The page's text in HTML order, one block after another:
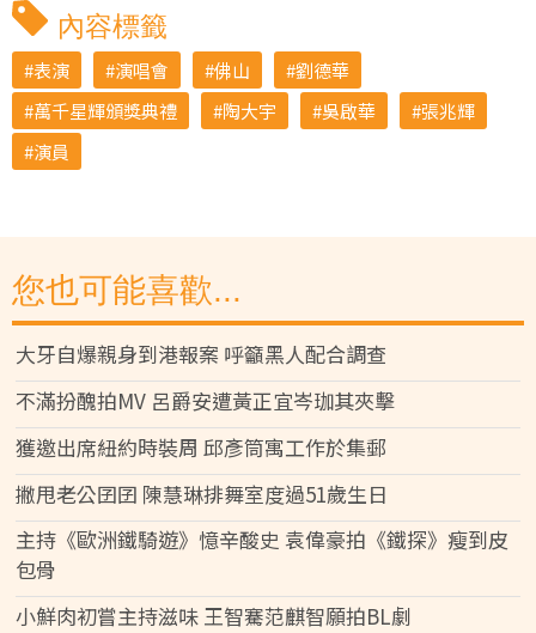
內容標籤
表演 演唱會 佛山
劉德華
萬千星輝頒獎典禮
陶大宇 吳啟華
張兆輝
演員
您也可能喜歡...
大牙自爆親身到港報案 呼籲黑人配合調查
不滿扮醜拍MV 呂爵安遭黃正宜岑珈其夾擊
獲邀出席紐約時裝周 邱彥筒寓工作於集郵
撇甩老公囝囝 陳慧琳排舞室度過51歲生日
主持《歐洲鐵騎遊》憶辛酸史 袁偉豪拍《鐵探》瘦到皮
包骨
小鮮肉初嘗主持滋味 王智騫范麒智願拍BL劇